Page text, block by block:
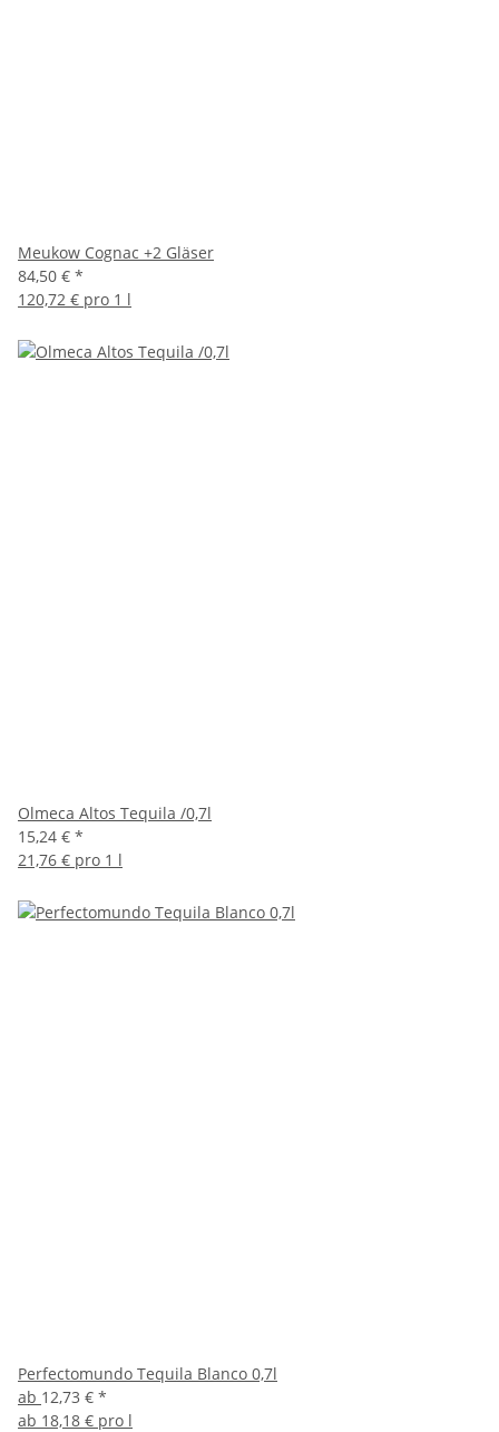
Meukow Cognac +2 Gläser
84,50 € *
120,72 € pro 1 l
Olmeca Altos Tequila /0,7l
15,24 € *
21,76 € pro 1 l
Perfectomundo Tequila Blanco 0,7l
ab 12,73 € *
ab 18,18 € pro l